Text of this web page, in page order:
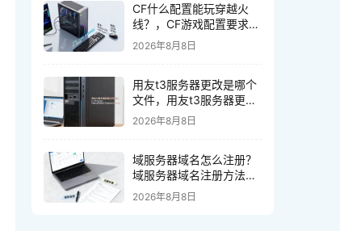
CF什么配置能玩穿越火
线？，CF游戏配置要求多
少合适
2026年8月8日
用友t3服务器更改是哪个
文件，用友t3服务器更改
文件在哪里
2026年8月8日
域服务器域名怎么注册？
域服务器域名注册方法有
哪些
2026年8月8日